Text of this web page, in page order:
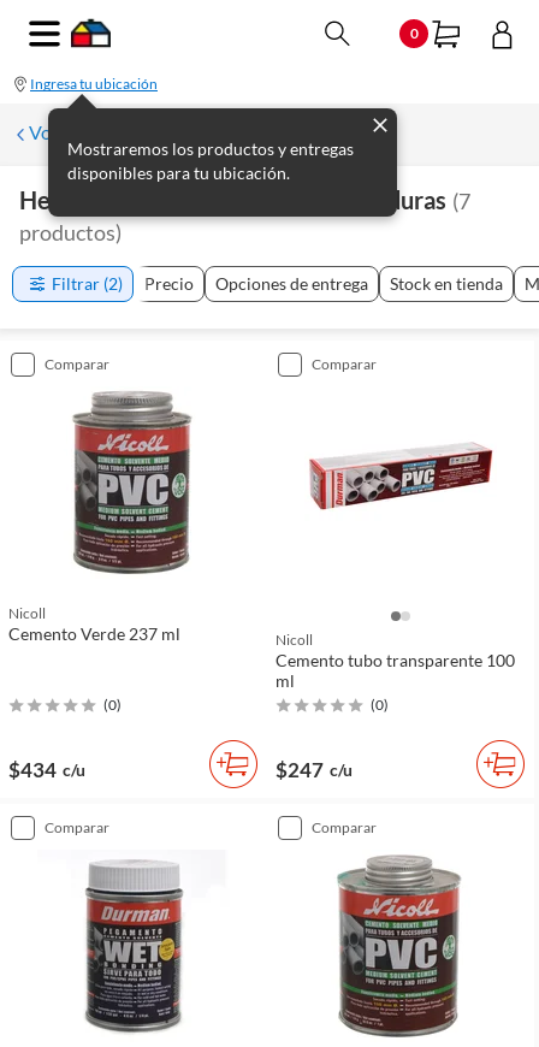
0
Ingresa tu ubicación
Mostraremos los productos y entregas
disponibles para tu ubicación.
Volver a Plomería
Herramientas De Plomería Y Soldaduras (7
productos)
Filtrar (2) Precio Opciones de entrega Stock en tienda
comparar
Nicoll
Cemento Verde 237 ml
(0)
$434 c/u
comparar
Nicoll
Cemento tubo transparente 100
ml
(0)
$247 c/u
comparar comparar